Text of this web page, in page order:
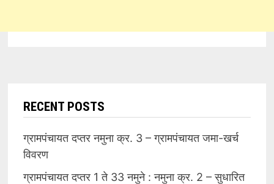
RECENT POSTS
ग्रामपंचायत दप्तर नमुना क्र. 3 – ग्रामपंचायत जमा-खर्च
विवरण
ग्रामपंचायत दप्तर 1 ते 33 नमुने : नमुना क्र. 2 – सुधारित